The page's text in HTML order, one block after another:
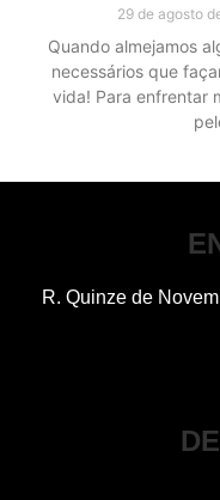
29 de agosto
Quando almejamos
necessários que
vida! Para enfrentar
R. Quinze de